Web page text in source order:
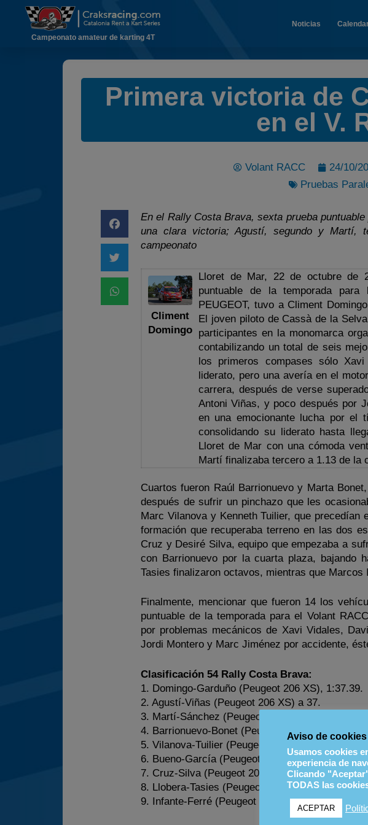
Campeonato amateur de karting 4T
Noticias
Primera victoria de
en el V.
Volant RACC 24/10/
Pruebas
En el Rally Costa Brava, sexta prueba
una clara victoria; Agustí, segundo y Martí,
campeonato
Climent
Domingo
Lloret de Mar, 22 de octubre de
puntuable de la temporada para
PEUGEOT, tuvo a Climent
El joven piloto de Cassà de la
participantes en la monomarca
contabilizando un total de seis
los primeros compases sólo
liderato, pero una avería en el
carrera, después de verse
Antoni Viñas, y poco después por
en una emocionante lucha por el
consolidando su liderato hasta
Lloret de Mar con una cómoda
Martí finalizaba tercero a 1.13 de la
Cuartos fueron Raúl Barrionuevo y Marta
después de sufrir un pinchazo que les
Marc Vilanova y Kenneth Tuilier, que
formación que recuperaba terreno en las dos
Cruz y Desiré Silva, equipo que empezaba a
con Barrionuevo por la cuarta plaza, bajando
Tasies finalizaron octavos, mientras que
Finalmente, mencionar que fueron 14 los
puntuable de la temporada para el Volant
por problemas mecánicos de Xavi Vidales,
Jordi Montero y Marc Jiménez por accidente,
Clasificación 54 Rally Costa Brava:
1. Domingo-Garduño (Peugeot 206 XS), 1:37.39.
2. Agustí-Viñas (Peugeot 206 XS) a 37.
3. Martí-Sánchez (Peugeot 206 XS) a 1.13.
4. Barrionuevo-Bonet (Peugeot 206 XS) a 2.57.
5. Vilanova-Tuilier (Peugeot 206 XS) a 3.07.
6. Bueno-García (Peugeot 206 XS) a 3.20.
7. Cruz-Silva (Peugeot 206 XS) a 3.37.
8. Llobera-Tasies (Peugeot 206 XS) a 5.57.
9. Infante-Ferré (Peugeot 206 XS) a 6.19.
Aviso de cookies
Usamos cookies
experiencia de
Clicando
TODAS las
ACEPTAR